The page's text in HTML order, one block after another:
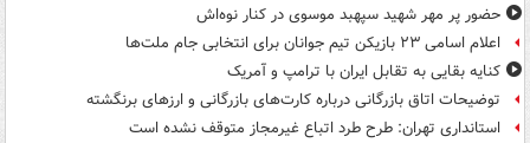
حضور پر مهر شهید سپهبد موسوی در کنار نوه‌اش
اعلام اسامی ۲۳ بازیکن تیم جوانان برای انتخابی جام ملت‌ها
کنایه بقایی به تقابل ایران با ترامپ و آمریک
توضیحات اتاق بازرگانی درباره کارت‌های بازرگانی و ارزهای برنگشته
استانداری تهران: طرح طرد اتباع غیرمجاز متوقف نشده است